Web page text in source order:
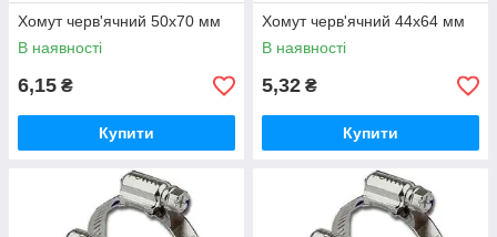
Хомут черв'ячний 50х70 мм
В наявності
6,15 ₴
Купити
Хомут черв'ячний 44х64 мм
В наявності
5,32 ₴
Купити